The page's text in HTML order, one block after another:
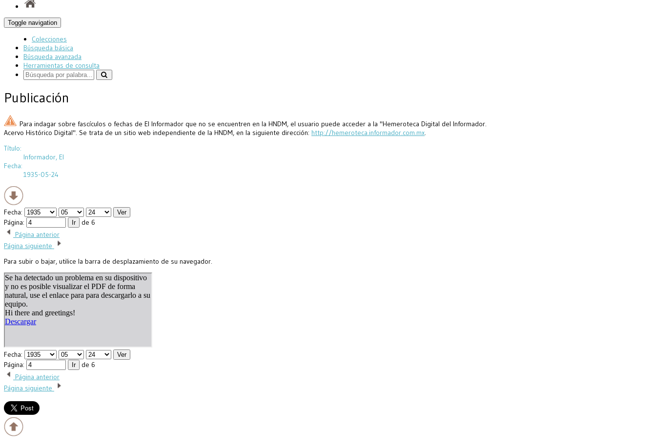
Toggle navigation
Colecciones
Búsqueda básica
Búsqueda avanzada
Herramientas de consulta
Publicación
Para indagar sobre fascículos o fechas de El Informador que no se encuentren en la HNDM, el usuario puede acceder a la "Hemeroteca Digital del Informador.
Acervo Histórico Digital". Se trata de un sitio web independiente de la HNDM, en la siguiente dirección: http://hemeroteca.informador.com.mx
Título:
Informador, El
Fecha:
1935-05-24
Fecha:
Página:
de 6
Página anterior
Página siguiente
Para subir o bajar, utilice la barra de desplazamiento de su navegador.
Fecha:
Página:
de 6
Página anterior
Página siguiente